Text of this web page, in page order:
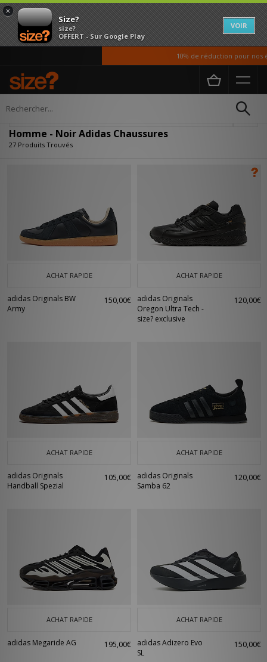
×
Size?
size?
OFFERT - Sur Google Play
VOIR
10% de réduction pour nos
Accueil Homme
Homme - Noir Adidas Chaussures
27 Produits Trouvés
ACHAT RAPIDE
adidas Originals BW
Army
150,00€
ACHAT RAPIDE
adidas Originals
Oregon Ultra Tech -
size? exclusive
120,00€
ACHAT RAPIDE
adidas Originals
Handball Spezial
105,00€
ACHAT RAPIDE
adidas Originals
Samba 62
120,00€
ACHAT RAPIDE
adidas Megaride AG 195,00€
ACHAT RAPIDE
adidas Adizero Evo
SL
150,00€